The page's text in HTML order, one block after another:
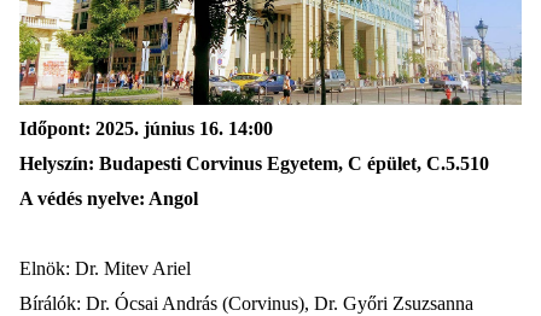
Időpont: 2025. június 16. 14:00
Helyszín: Budapesti Corvinus Egyetem, C épület, C.5.510
A védés nyelve: Angol
Elnök: Dr. Mitev Ariel
Bírálók: Dr. Ócsai András (Corvinus), Dr. Győri Zsuzsanna